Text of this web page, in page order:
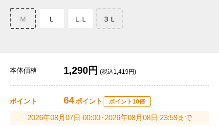
Ｍ Ｌ ＬＬ ３Ｌ
本体価格 1,290円 (税込1,419円)
ポイント 64ポイント ポイント10倍
2026年08月07日 00:00~2026年08月08日 23:59まで